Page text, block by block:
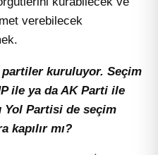
verebilecek
kuruluyor. Seçim
ile ya da AK Parti ile
Partisi de seçim
kapılır mı?